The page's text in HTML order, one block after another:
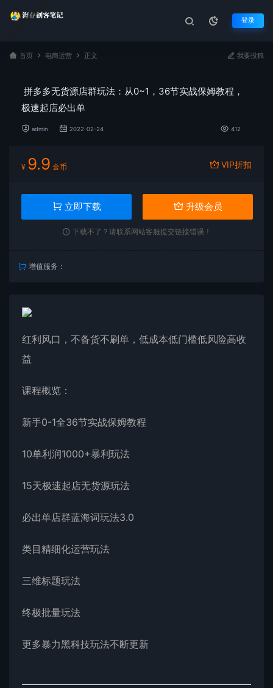
登录
首页 电商运营 正文 我要投稿
拼多多无货源店群玩法：从0~1，36节实战保姆教程，​
极速起店必出单
admin 2022-02-24 412
¥ 9.9 金币 VIP折扣
立即下载 升级会员
下载不了？请联系网站客服提交链接错误！
增值服务：
红利风口，不备货不刷单，低成本低门槛低风险高收
益
课程概览：
新手0-1全36节实战保姆教程
10单利润1000+暴利玩法
15天极速起店无货源玩法
必出单店群蓝海词玩法3.0
类目精细化运营玩法
三维标题玩法
终极批量玩法
更多暴力黑科技玩法不断更新